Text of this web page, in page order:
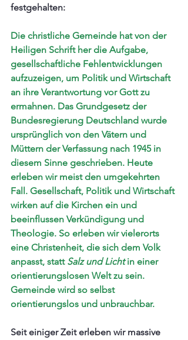
festgehalten:
Die christliche Gemeinde hat von der
Heiligen Schrift her die Aufgabe,
gesellschaftliche Fehlentwicklungen
aufzuzeigen, um Politik und Wirtschaft
an ihre Verantwortung vor Gott zu
ermahnen. Das Grundgesetz der
Bundesregierung Deutschland wurde
ursprünglich von den Vätern und
Müttern der Verfassung nach 1945 in
diesem Sinne geschrieben. Heute
erleben wir meist den umgekehrten
Fall. Gesellschaft, Politik und Wirtschaft
wirken auf die Kirchen ein und
beeinflussen Verkündigung und
Theologie. So erleben wir vielerorts
eine Christenheit, die sich dem Volk
anpasst, statt Salz und Licht in einer
orientierungslosen Welt zu sein.
Gemeinde wird so selbst
orientierungslos und unbrauchbar.
Seit einiger Zeit erleben wir massive